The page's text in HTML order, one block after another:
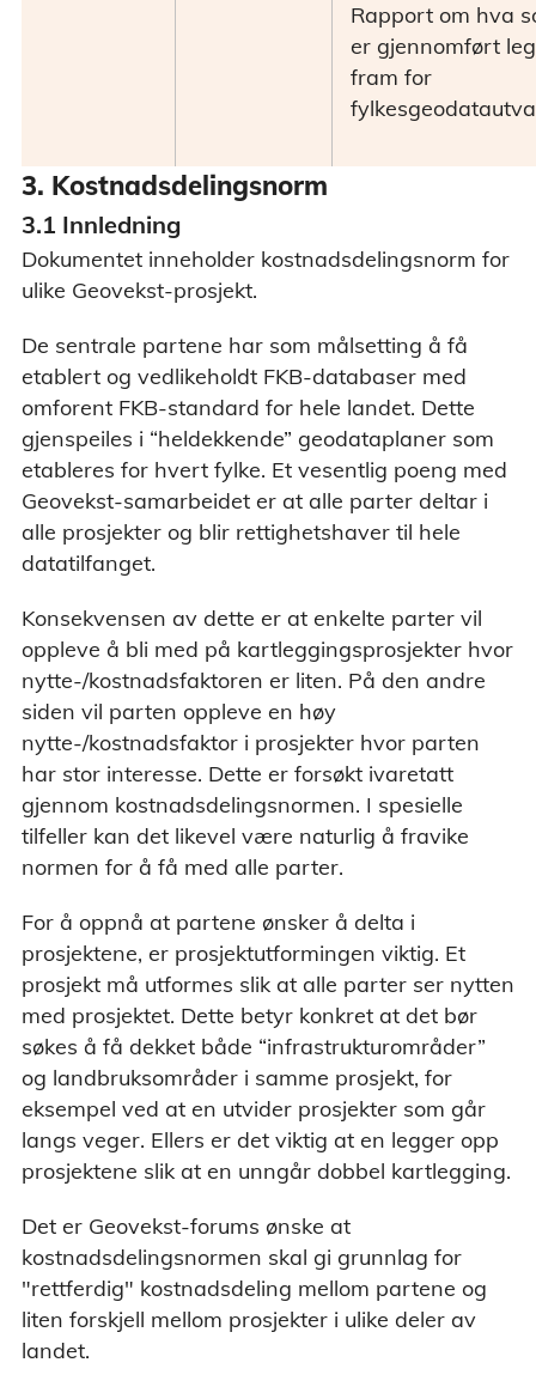
Rapport om hva
er gjennomført
fram for
3. Kostnadsdelingsnorm
3.1 Innledning
Dokumentet inneholder kostnadsdelingsnorm for
ulike Geovekst-prosjekt.
De sentrale partene har som målsetting å få
etablert og vedlikeholdt FKB-databaser med
omforent FKB-standard for hele landet. Dette
gjenspeiles i “heldekkende” geodataplaner som
etableres for hvert fylke. Et vesentlig poeng med
Geovekst-samarbeidet er at alle parter deltar i
alle prosjekter og blir rettighetshaver til hele
datatilfanget.
Konsekvensen av dette er at enkelte parter vil
oppleve å bli med på kartleggingsprosjekter hvor
nytte-/kostnadsfaktoren er liten. På den andre
siden vil parten oppleve en høy
nytte-/kostnadsfaktor i prosjekter hvor parten
har stor interesse. Dette er forsøkt ivaretatt
gjennom kostnadsdelingsnormen. I spesielle
tilfeller kan det likevel være naturlig å fravike
normen for å få med alle parter.
For å oppnå at partene ønsker å delta i
prosjektene, er prosjektutformingen viktig. Et
prosjekt må utformes slik at alle parter ser nytten
med prosjektet. Dette betyr konkret at det bør
søkes å få dekket både “infrastrukturområder”
og landbruksområder i samme prosjekt, for
eksempel ved at en utvider prosjekter som går
langs veger. Ellers er det viktig at en legger opp
prosjektene slik at en unngår dobbel kartlegging.
Det er Geovekst-forums ønske at
kostnadsdelingsnormen skal gi grunnlag for
"rettferdig" kostnadsdeling mellom partene og
liten forskjell mellom prosjekter i ulike deler av
landet.